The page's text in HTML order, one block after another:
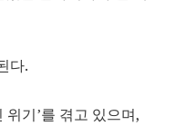
다.
기’를 겪고 있으며,